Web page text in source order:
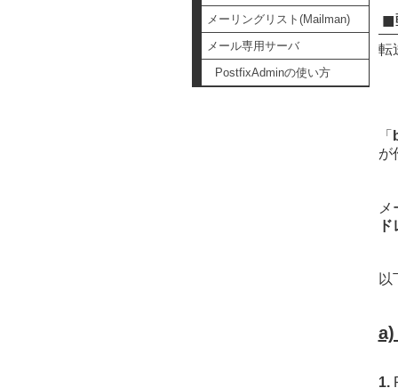
メーリングリスト(Mailman)
メール専用サーバ
PostfixAdminの使い方
転
「
が
以
a)
1.